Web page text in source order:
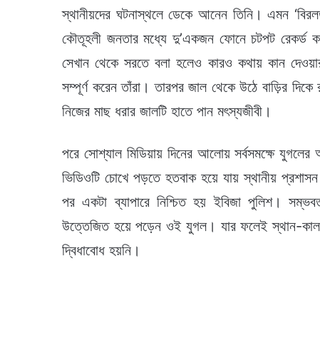
স্থানীয়দের ঘটনাস্থলে ডেকে আনেন তিনি। এমন
কৌতূহলী জনতার মধ্যে দু’একজন ফোনে চটপট রেকর্ড
সেখান থেকে সরতে বলা হলেও কারও কথায় কান
সম্পূর্ণ করেন তাঁরা। তারপর জাল থেকে উঠে বাড়ির
নিজের মাছ ধরার জালটি হাতে পান মৎস্যজীবী।
পরে সোশ্যাল মিডিয়ায় দিনের আলোয় সর্বসমক্ষে
ভিডিওটি চোখে পড়তে হতবাক হয়ে যায় স্থানীয়
পর একটা ব্যাপারে নিশ্চিত হয় ইবিজা পুলিশ।
উত্তেজিত হয়ে পড়েন ওই যুগল। যার ফলেই স্থান-
দ্বিধাবোধ হয়নি।